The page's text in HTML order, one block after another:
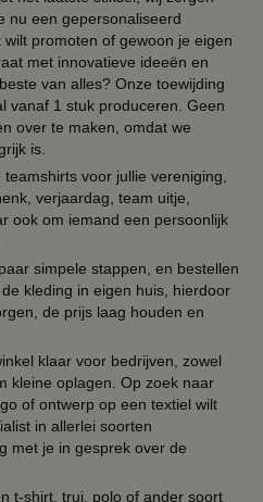
nu een gepersonaliseerd
promoten of gewoon je eigen
met innovatieve ideeën en
van alles? Onze toewijding
vanaf 1 stuk produceren. Geen
over te maken, omdat we
is.
voor jullie vereniging,
verjaardag, team uitje,
ook om iemand een persoonlijk
simpele stappen, en bestellen
kleding in eigen huis, hierdoor
de prijs laag houden en
klaar voor bedrijven, zowel
kleine oplagen. Op zoek naar
of ontwerp op een textiel wilt
in allerlei soorten
met je in gesprek over de
t-shirt, trui, polo of ander soort